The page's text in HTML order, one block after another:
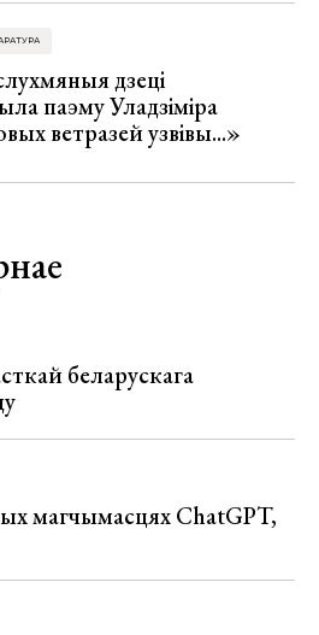
дзеці
паэму Уладзіміра
ветразей узвівы...»
беларускага
магчымасцях ChatGPT,